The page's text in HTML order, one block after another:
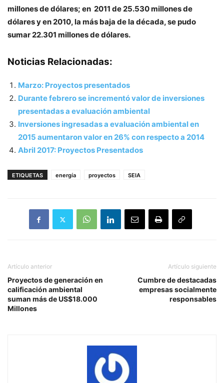
millones de dólares; en 2011 de 25.530 millones de
dólares y en 2010, la más baja de la década, se pudo
sumar 22.301 millones de dólares.
Noticias Relacionadas:
Marzo: Proyectos presentados
Durante febrero se incrementó valor de inversiones
presentadas a evaluación ambiental
Inversiones ingresadas a evaluación ambiental en
2015 aumentaron valor en 26% con respecto a 2014
Abril 2017: Proyectos Presentados
ETIQUETAS energía proyectos SEIA
Artículo anterior
Proyectos de generación en
calificación ambiental
suman más de US$18.000
Millones
Artículo siguiente
Cumbre de destacadas
empresas socialmente
responsables